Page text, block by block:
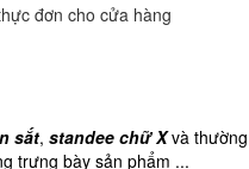
đơn cho cửa hàng
sắt, standee chữ Xvà thường
trưng bày sản phẩm ...